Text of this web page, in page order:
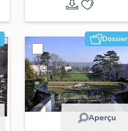
Dossier
Aperçu